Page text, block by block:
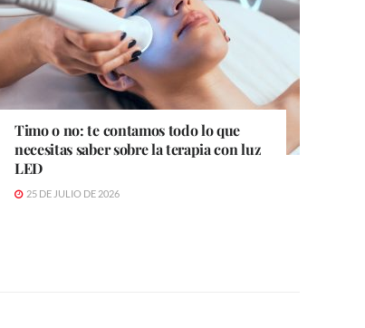
Timo o no: te contamos todo lo que
necesitas saber sobre la terapia con luz
LED
25 DE JULIO DE 2026